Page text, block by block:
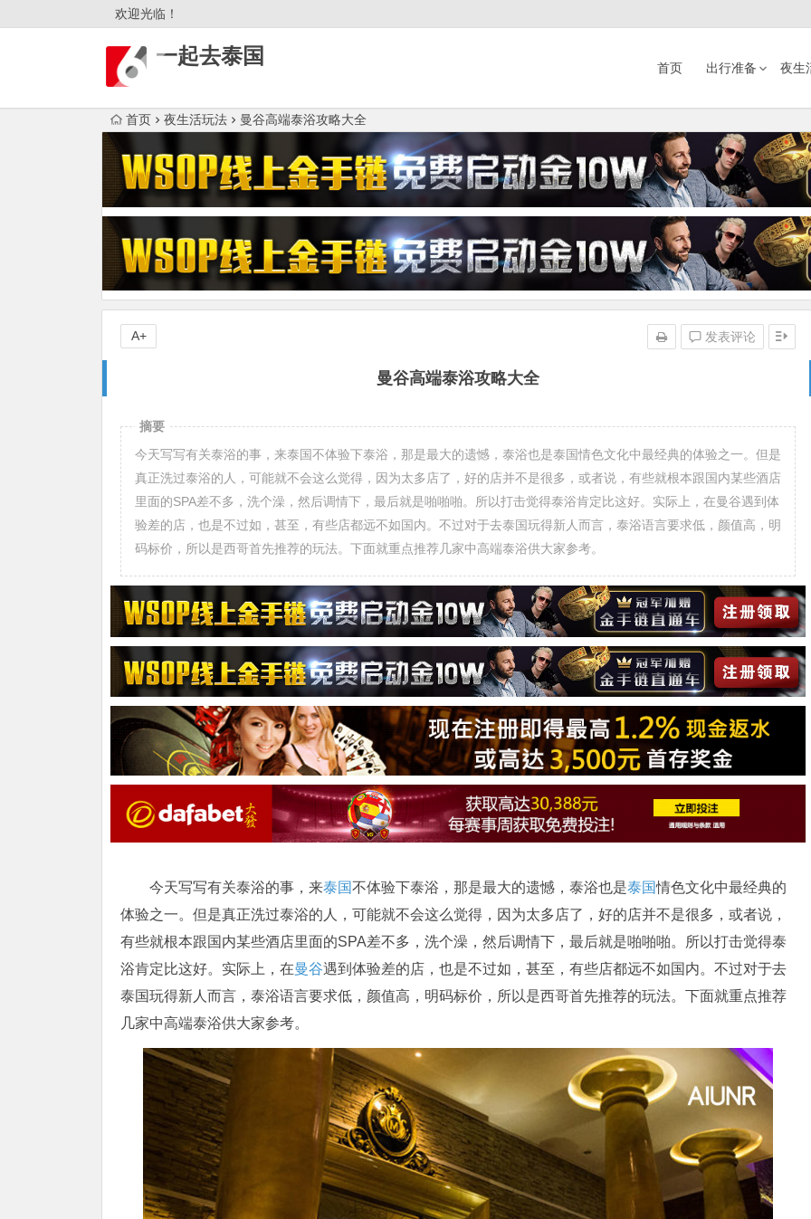
欢迎光临！
一起去泰国 首页 出行准备 夜生
首页 夜生活玩法 曼谷高端泰浴攻略大全
曼谷高端泰浴攻略大全
发表评论
A+
摘要
今天写写有关泰浴的事，来泰国不体验下泰浴，那是最大的遗憾，泰浴也是泰国情色文化中最经典的体验之一。但是
真正洗过泰浴的人，可能就不会这么觉得，因为太多店了，好的店并不是很多，或者说，有些就根本跟国内某些酒店
里面的SPA差不多，洗个澡，然后调情下，最后就是啪啪啪。所以打击觉得泰浴肯定比这好。实际上，在曼谷遇到体
验差的店，也是不过如，甚至，有些店都远不如国内。不过对于去泰国玩得新人而言，泰浴语言要求低，颜值高，明
码标价，所以是西哥首先推荐的玩法。下面就重点推荐几家中高端泰浴供大家参考。
今天写写有关泰浴的事，来泰国不体验下泰浴，那是最大的遗憾，泰浴也是泰国情色文化中最经典的
体验之一。但是真正洗过泰浴的人，可能就不会这么觉得，因为太多店了，好的店并不是很多，或者说，
有些就根本跟国内某些酒店里面的SPA差不多，洗个澡，然后调情下，最后就是啪啪啪。所以打击觉得泰
浴肯定比这好。实际上，在曼谷遇到体验差的店，也是不过如，甚至，有些店都远不如国内。不过对于去
泰国玩得新人而言，泰浴语言要求低，颜值高，明码标价，所以是西哥首先推荐的玩法。下面就重点推荐
几家中高端泰浴供大家参考。